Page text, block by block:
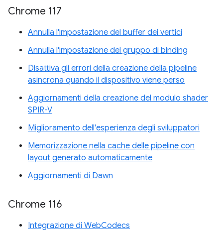
Chrome 117
Annulla l'impostazione del buffer dei vertici
Annulla l'impostazione del gruppo di binding
Disattiva gli errori della creazione della pipeline
asincrona quando il dispositivo viene perso
Aggiornamenti della creazione del modulo shader
SPIR-V
Miglioramento dell'esperienza degli sviluppatori
Memorizzazione nella cache delle pipeline con
layout generato automaticamente
Aggiornamenti di Dawn
Chrome 116
Integrazione di WebCodecs